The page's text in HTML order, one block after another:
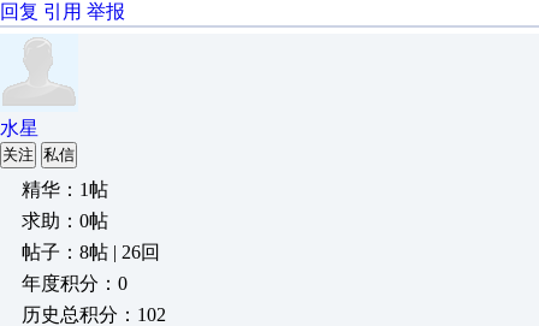
回复 引用 举报
水星
关注 私信
精华：1帖
求助：0帖
帖子：8帖 | 26回
年度积分：0
历史总积分：102